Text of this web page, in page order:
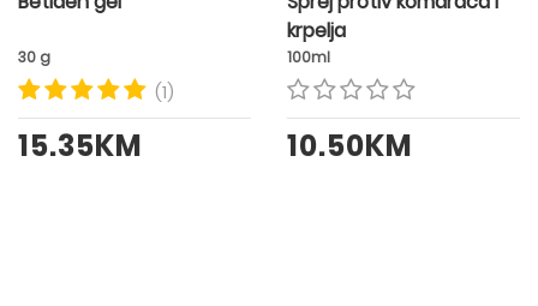
30 g
(1)
15.35KM
krpelja
100ml
10.50KM